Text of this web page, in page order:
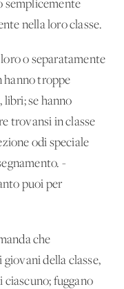
semplicemente
nella loro classe.
o separatamente
hanno troppe
libri; se hanno
trovansi in classe
odi speciale
-
puoi per
che
della classe,
ciascuno; fuggano